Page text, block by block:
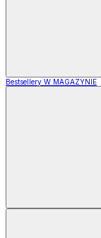
Bestsellery W MAGAZYNIE